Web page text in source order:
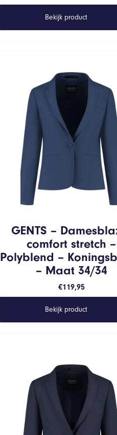
Bekijk product
GENTS –
comfort stretch –
Polyblend –
– Maat 34/34
€119,95
Bekijk product